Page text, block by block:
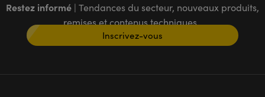
Restez informé | Tendances du secteur, nouveaux produits,
remises et contenus techniques
Inscrivez-vous